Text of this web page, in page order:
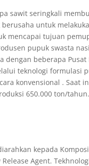
sawit seringkali
untuk
mencapai tujuan
pupuk swasta
beberapa Pusat
teknologi formulasi
konvensional . Saat
650.000 ton/tahun.
kepada
Agent.